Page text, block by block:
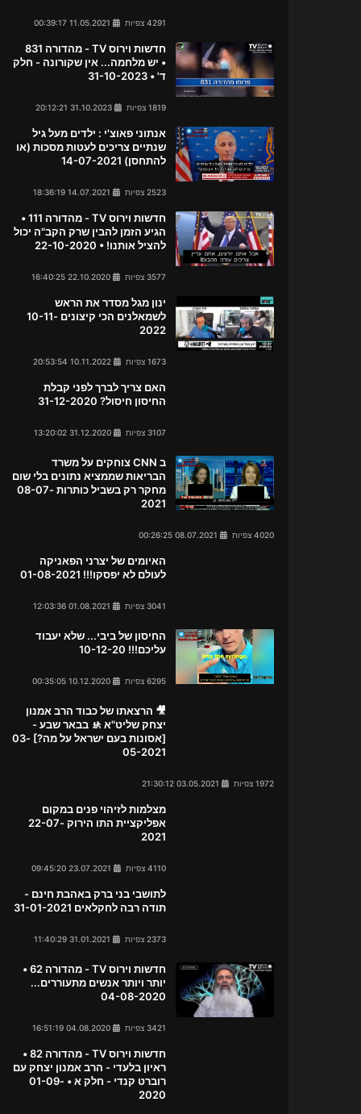
4291 צפיות
חדשות וירוס TV - מהדורה 831
• יש מלחמה... אין שקורונה - חלק
ד' • 31-10-2023
1819 צפיות
אנתוני פאוצ'י : ילדים מעל גיל
שנתיים צריכים לעטות מסכות (או
להתחסן) 14-07-2021
2523 צפיות
חדשות וירוס TV - מהדורה 111 •
הגיע הזמן להבין שרק הקב"ה יכול
להציל אותנו! • 22-10-2020
3577 צפיות
ינון מגל מסדר את הראש
לשמאלנים הכי קיצונים 10-11-
2022
1673 צפיות
האם צריך לברך לפני קבלת
החיסון חיסול? 31-12-2020
3107 צפיות
ב CNN צוחקים על משרד
הבריאות שממציא נתונים בלי שום
מחקר רק בשביל כותרות 08-07-
2021
4020 צפיות
האיומים של יצרני הפאניקה
לעולם לא יפסקו!!! 01-08-2021
3041 צפיות
החיסון של ביבי... שלא יעבוד
עליכם!!! 10-12-20
6295 צפיות
🎥 הרצאתו של כבוד הרב אמנון
יצחק שליט"א 🚸 בבאר שבע -
[אסונות בעם ישראל על מה?] 03-
05-2021
1972 צפיות
מצלמות לזיהוי פנים במקום
אפליקציית התו הירוק 22-07-
2021
4110 צפיות
לתושבי בני ברק באהבת חינם -
תודה רבה לחקלאים 31-01-2021
2373 צפיות
חדשות וירוס TV - מהדורה 62 •
יותר ויותר אנשים מתעוררים...
04-08-2020
3421 צפיות
חדשות וירוס TV - מהדורה 82 •
ראיון בלעדי - הרב אמנון יצחק עם
רוברט קנדי - חלק א • 01-09-
2020